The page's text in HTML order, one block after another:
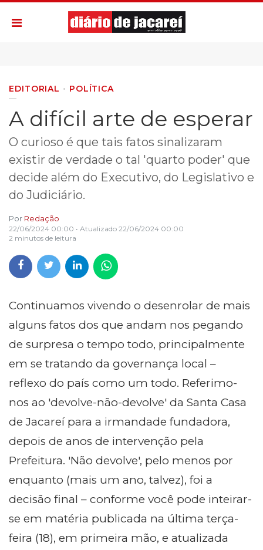
EDITORIAL POLÍTICA
A difícil arte de esperar
O curioso é que tais fatos sinalizaram
existir de verdade o tal 'quarto poder' que
decide além do Executivo, do Legislativo e
do Judiciário.
Por Redação
22/06/2024 00:00 • Atualizado 22/06/2024 00:00
2 minutos de leitura
Continuamos vivendo o desenrolar de mais
alguns fatos dos que andam nos pegando
de surpresa o tempo todo, principalmente
em se tratando da governança local –
reflexo do país como um todo. Referimo-
nos ao 'devolve-não-devolve' da Santa Casa
de Jacareí para a irmandade fundadora,
depois de anos de intervenção pela
Prefeitura. 'Não devolve', pelo menos por
enquanto (mais um ano, talvez), foi a
decisão final – conforme você pode inteirar-
se em matéria publicada na última terça-
feira (18), em primeira mão, e atualizada